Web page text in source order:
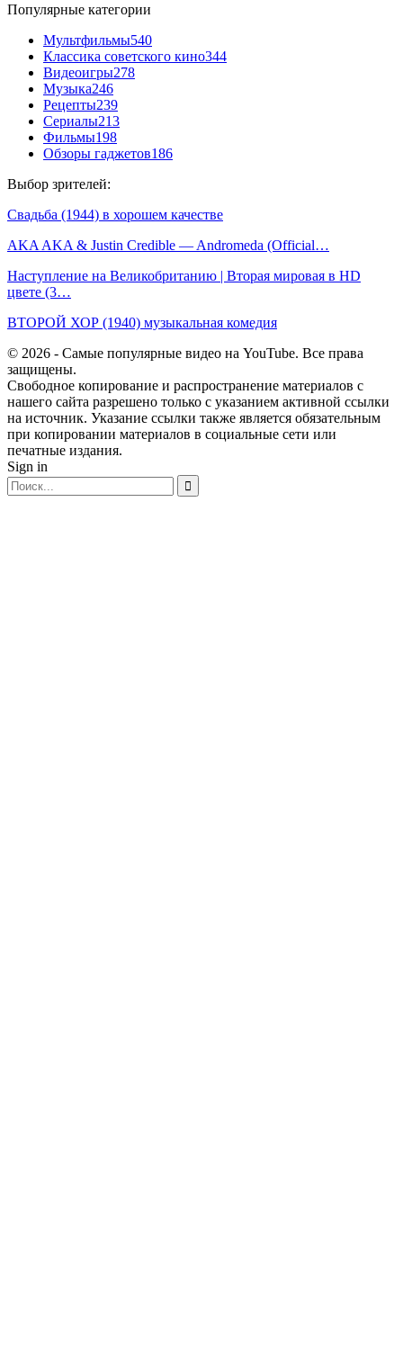
Популярные категории
Мультфильмы540
Классика советского кино344
Видеоигры278
Музыка246
Рецепты239
Сериалы213
Фильмы198
Обзоры гаджетов186
Выбор зрителей:
Свадьба (1944) в хорошем качестве
AKA AKA & Justin Credible — Andromeda (Official…
Наступление на Великобританию | Вторая мировая в HD
цвете (3…
ВТОРОЙ ХОР (1940) музыкальная комедия
© 2026 - Самые популярные видео на YouTube. Все права
защищены.
Свободное копирование и распространение материалов с
нашего сайта разрешено только с указанием активной ссылки
на источник. Указание ссылки также является обязательным
при копировании материалов в социальные сети или
печатные издания.
Sign in